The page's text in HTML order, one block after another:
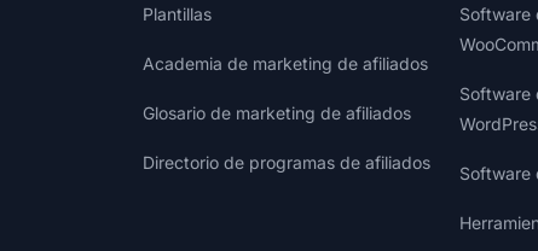
Plantillas
Academia de marketing de afiliados
Glosario de marketing de afiliados
Directorio de programas de afiliados
Software
Software
Software